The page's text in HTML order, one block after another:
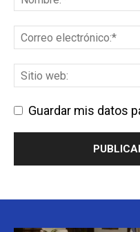
Guardar mis datos